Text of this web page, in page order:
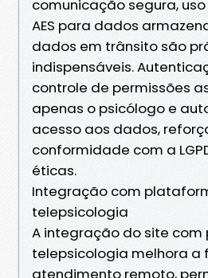
comunicação segura,
AES para dados
dados em trânsito são
indispensáveis.
controle de permissões
apenas o psicólogo e
acesso aos dados,
conformidade com a
éticas.
Integração com
telepsicologia
A integração do site
telepsicologia melhora a
atendimento remoto,